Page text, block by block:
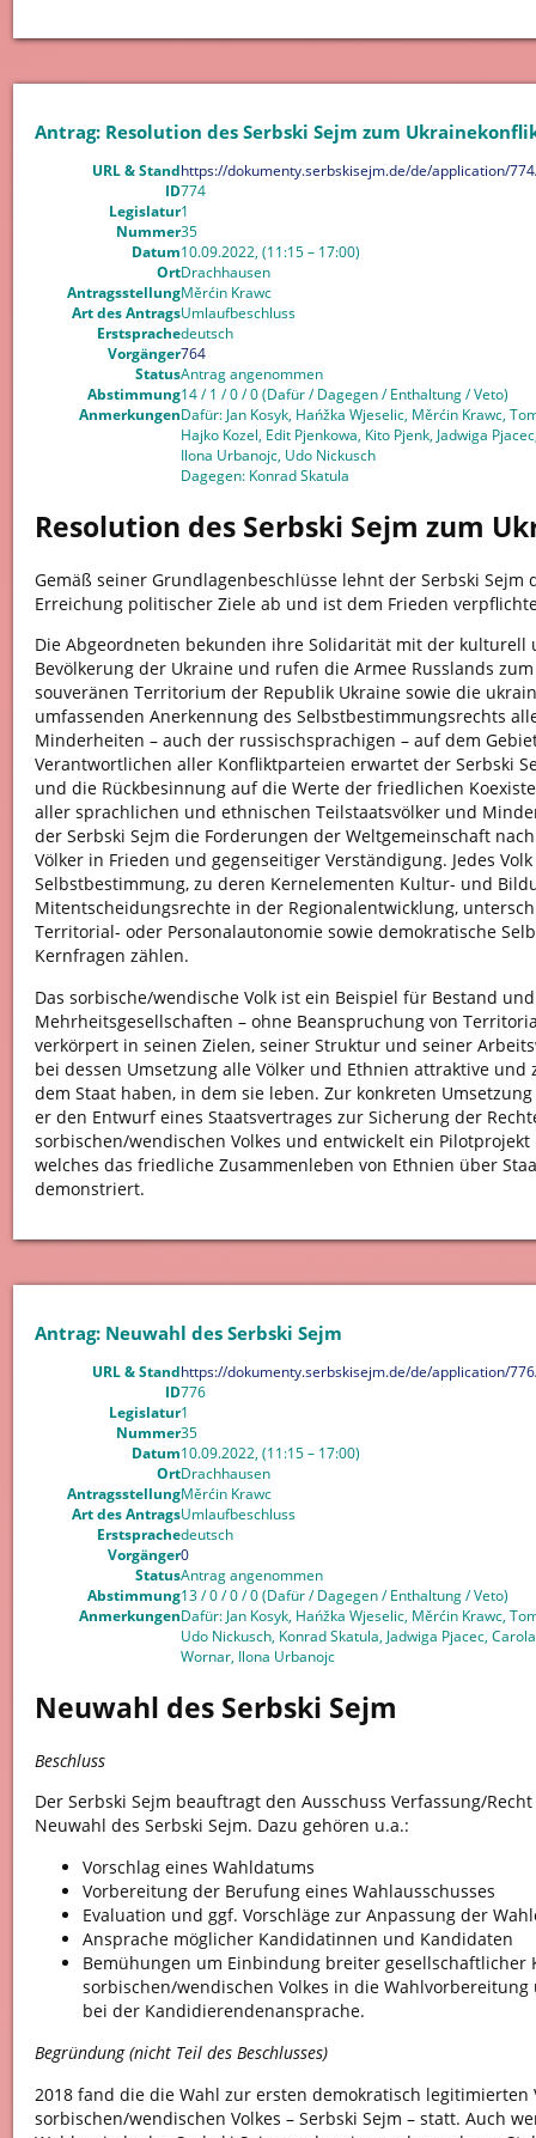
Antrag: Resolution des Serbski Sejm zum
URL & Standhttps://dokumenty.serbskisejm.de/de/application/
ID774
Legislatur1
Nummer35
Datum10.09.2022, (11:15 – 17:00)
OrtDrachhausen
AntragsstellungMěrćin Krawc
Art des AntragsUmlaufbeschluss
Erstsprachedeutsch
Vorgänger764
StatusAntrag angenommen
Abstimmung14 / 1 / 0 / 0 (Dafür / Dagegen / Enthaltung / Veto)
AnmerkungenDafür: Jan Kosyk, Hańžka Wjeselic, Měrćin Krawc,
Hajko Kozel, Edit Pjenkowa, Kito Pjenk, Jadwiga
Ilona Urbanojc, Udo Nickusch
Dagegen: Konrad Skatula
Resolution des Serbski Sejm zum
Gemäß seiner Grundlagenbeschlüsse lehnt der Serbski Sejm
Erreichung politischer Ziele ab und ist dem Frieden
Die Abgeordneten bekunden ihre Solidarität mit der
Bevölkerung der Ukraine und rufen die Armee Russlands
souveränen Territorium der Republik Ukraine sowie die
umfassenden Anerkennung des Selbstbestimmungsrechts
Minderheiten – auch der russischsprachigen – auf dem
Verantwortlichen aller Konfliktparteien erwartet der Serbski
und die Rückbesinnung auf die Werte der friedlichen
aller sprachlichen und ethnischen Teilstaatsvölker und
der Serbski Sejm die Forderungen der Weltgemeinschaft
Völker in Frieden und gegenseitiger Verständigung. Jedes
Selbstbestimmung, zu deren Kernelementen Kultur- und
Mitentscheidungsrechte in der Regionalentwicklung,
Territorial- oder Personalautonomie sowie demokratische
Kernfragen zählen.
Das sorbische/wendische Volk ist ein Beispiel für Bestand
Mehrheitsgesellschaften – ohne Beanspruchung von
verkörpert in seinen Zielen, seiner Struktur und seiner
bei dessen Umsetzung alle Völker und Ethnien attraktive
dem Staat haben, in dem sie leben. Zur konkreten
er den Entwurf eines Staatsvertrages zur Sicherung der
sorbischen/wendischen Volkes und entwickelt ein
welches das friedliche Zusammenleben von Ethnien über
demonstriert.
Antrag: Neuwahl des Serbski Sejm
URL & Standhttps://dokumenty.serbskisejm.de/de/application/
ID776
Legislatur1
Nummer35
Datum10.09.2022, (11:15 – 17:00)
OrtDrachhausen
AntragsstellungMěrćin Krawc
Art des AntragsUmlaufbeschluss
Erstsprachedeutsch
Vorgänger0
StatusAntrag angenommen
Abstimmung13 / 0 / 0 / 0 (Dafür / Dagegen / Enthaltung / Veto)
AnmerkungenDafür: Jan Kosyk, Hańžka Wjeselic, Měrćin Krawc,
Udo Nickusch, Konrad Skatula, Jadwiga Pjacec,
Wornar, Ilona Urbanojc
Neuwahl des Serbski Sejm
Beschluss
Der Serbski Sejm beauftragt den Ausschuss Verfassung/
Neuwahl des Serbski Sejm. Dazu gehören u.a.:
Vorschlag eines Wahldatums
Vorbereitung der Berufung eines Wahlausschusses
Evaluation und ggf. Vorschläge zur Anpassung der
Ansprache möglicher Kandidatinnen und Kandidaten
Bemühungen um Einbindung breiter gesellschaftlicher
sorbischen/wendischen Volkes in die
bei der Kandidierendenansprache.
Begründung (nicht Teil des Beschlusses)
2018 fand die die Wahl zur ersten demokratisch legitimierten
sorbischen/wendischen Volkes – Serbski Sejm – statt. Auch